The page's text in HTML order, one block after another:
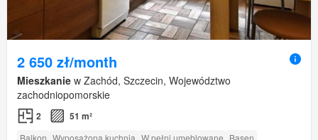
2 650 zł/month
Mieszkanie w Zachód, Szczecin, Województwo
zachodniopomorskie
2 51 m²